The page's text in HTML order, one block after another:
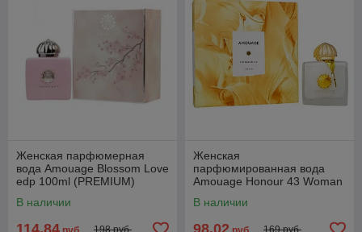
Женская парфюмерная
вода Amouage Blossom Love
edp 100ml (PREMIUM)
В наличии
198 руб.
Женская
парфюмированная вода
Amouage Honour 43 Woman
В наличии
169 руб.